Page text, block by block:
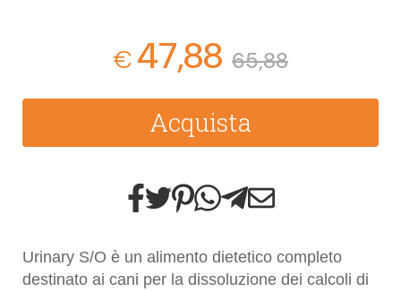
€47,88 65,88
Acquista
Urinary S/O è un alimento dietetico completo
destinato ai cani per la dissoluzione dei calcoli di